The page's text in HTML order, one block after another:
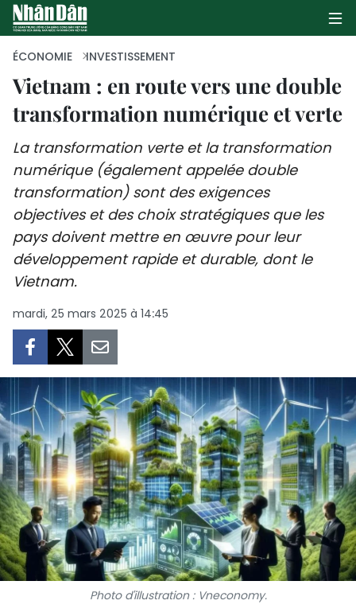
PAGE D'ACCUEIL
POLITIQUE
ÉCONOMIE
SOCIÉTÉ
CULTURE
SPORT
FRANCOPHONIE
PAYS NATAL
INTERNATIONAL
MÉGASTORIE
INFOGRAPHIE
PHOTO
ÉCONOMIE INVESTISSEMENT
Vietnam : en route vers une double
transformation numérique et verte
La transformation verte et la transformation
numérique (également appelée double
transformation) sont des exigences
objectives et des choix stratégiques que les
pays doivent mettre en œuvre pour leur
développement rapide et durable, dont le
Vietnam.
mardi, 25 mars 2025 à 14:45
Photo d'illustration : Vneconomy.